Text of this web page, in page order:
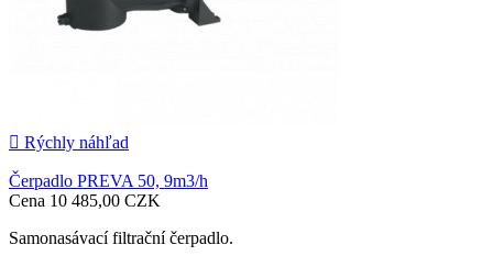
 Rýchly náhľad
Čerpadlo PREVA 50, 9m3/h
Cena 10 485,00 CZK
Samonasávací filtrační čerpadlo.